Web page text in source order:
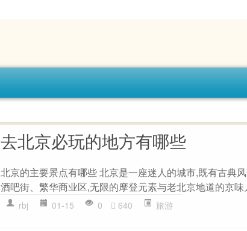
去北京必玩的地方有哪些
北京的主要景点有哪些 北京是一座迷人的城市,既有古典
酒吧街、繁华商业区,无限的摩登元素与老北京地道的京味
rbj 01-15 0 640 旅游